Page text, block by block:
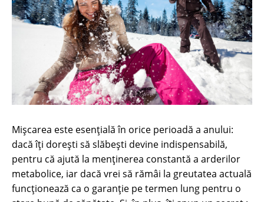
Mișcarea este esențială în orice perioadă a anului:
dacă îți dorești să slăbești devine indispensabilă,
pentru că ajută la menținerea constantă a arderilor
metabolice, iar dacă vrei să rămâi la greutatea actuală
funcționează ca o garanție pe termen lung pentru o